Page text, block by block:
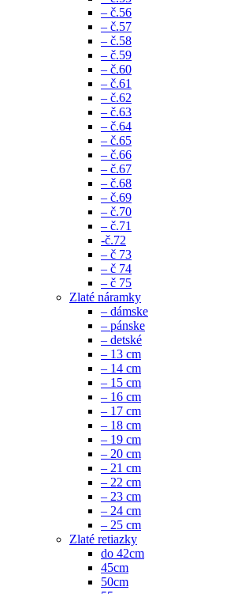
– č.56
– č.57
– č.58
– č.59
– č.60
– č.61
– č.62
– č.63
– č.64
– č.65
– č.66
– č.67
– č.68
– č.69
– č.70
– č.71
-č.72
– č 73
– č 74
– č 75
Zlaté náramky
– dámske
– pánske
– detské
– 13 cm
– 14 cm
– 15 cm
– 16 cm
– 17 cm
– 18 cm
– 19 cm
– 20 cm
– 21 cm
– 22 cm
– 23 cm
– 24 cm
– 25 cm
Zlaté retiazky
do 42cm
45cm
50cm